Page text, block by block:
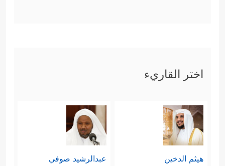
اختر القاريء
هيثم الدخين عبدالرشيد صوفي